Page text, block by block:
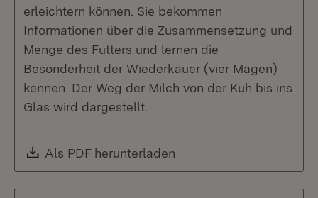
erleichtern können. Sie bekommen
Informationen über die Zusammensetzung und
Menge des Futters und lernen die
Besonderheit der Wiederkäuer (vier Mägen)
kennen. Der Weg der Milch von der Kuh bis ins
Glas wird dargestellt.
Download:
Als PDF herunterladen